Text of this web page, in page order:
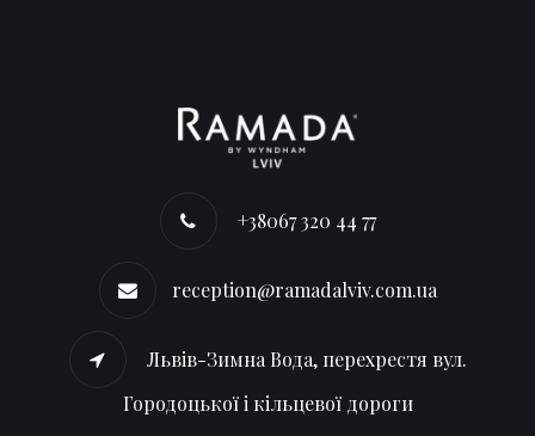
+38067 320 44 77
reception@ramadalviv.com.ua
Львів-Зимна Вода, перехрестя вул.
Городоцької і кільцевої дороги